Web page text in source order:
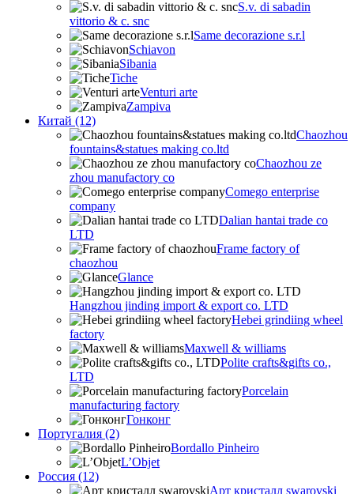
S.v. di sabadin
vittorio & c. snc
Same decorazione s.r.l
Schiavon
Sibania
Tiche
Venturi arte
Zampiva
Китай (12)
Chaozhou
fountains&statues making co.ltd
Chaozhou ze
zhou manufactory co
Comego enterprise
company
Dalian hantai trade co
LTD
Frame factory of
chaozhou
Glance
Hangzhou jinding import & export co. LTD
Hebei grindiing wheel
factory
Maxwell & williams
Polite crafts&gifts co.,
LTD
Porcelain
manufacturing factory
Гонконг
Португалия (2)
Bordallo Pinheiro
L’Objet
Россия (12)
Арт кристалл swarovski